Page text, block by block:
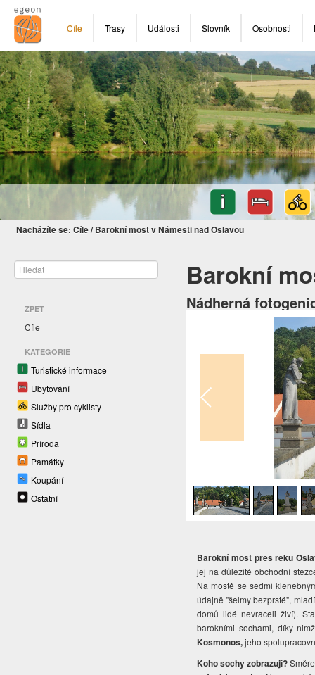
Cíle Trasy Události Slovník Osobnosti
Nacházíte se: Cíle/ Barokní most v Náměšti nad Oslavou
ZPĚT
Cíle
KATEGORIE
Turistické informace
Ubytování
Služby pro cyklisty
Sídla
Příroda
Památky
Koupání
Ostatní
Barokní
Nádherná
Barokní most přes řeku
jej na důležité obchodní
Na mostě se sedmi
údajně "šelmy bezprsté",
domů lidé nevraceli živí).
barokními sochami, díky
Kosmonos,jeho
Koho sochy zobrazují?